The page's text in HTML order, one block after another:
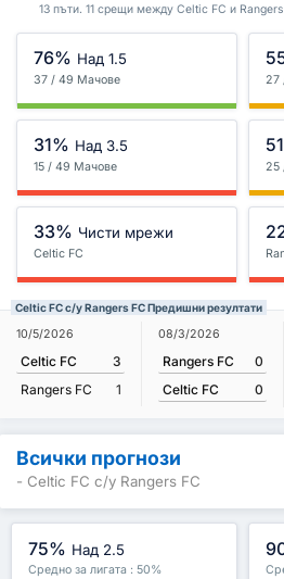
13 пъти. 11 срещи между Celtic FC и
76% Над 1.5
37 / 49 Мачове 27
31% Над 3.5
15 / 49 Мачове 25
33% Чисти мрежи
Celtic FC
Celtic FC с/у Rangers FC Предишни резултати
10/5/2026
Celtic FC
3
Rangers FC
1
08/3/2026
Rangers FC
0
Celtic FC
0
Всички прогнози
- Celtic FC с/у Rangers FC
75% Над 2.5
Средно за лигата : 50%